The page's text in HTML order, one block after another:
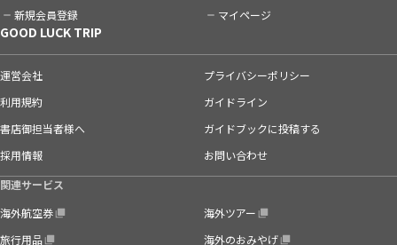
新規会員登録 マイページ
GOOD LUCK TRIP
運営会社
プライバシーポリシー
利用規約
ガイドライン
書店御担当者様へ
ガイドブックに投稿する
採用情報
お問い合わせ
関連サービス
海外航空券
海外ツアー
旅行用品
海外のおみやげ